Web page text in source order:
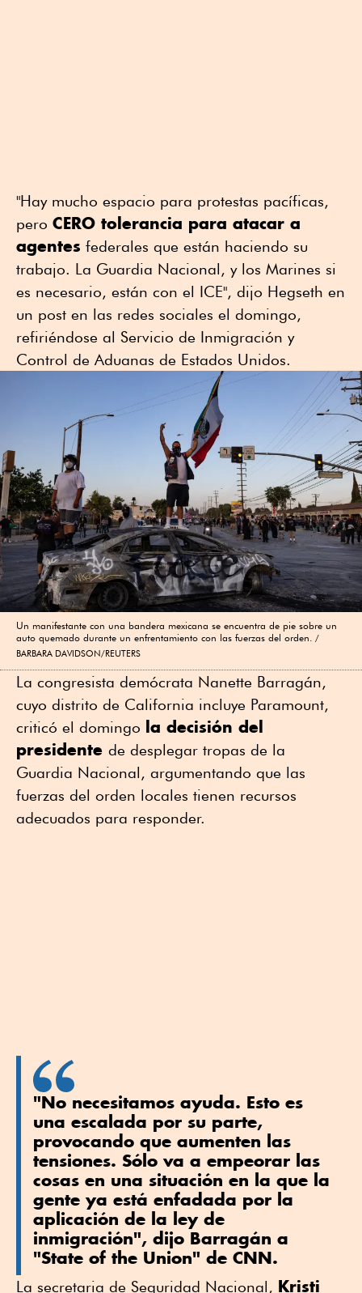
"Hay mucho espacio para protestas pacíficas,
pero CERO tolerancia para atacar a
agentes federales que están haciendo su
trabajo. La Guardia Nacional, y los Marines si
es necesario, están con el ICE", dijo Hegseth en
un post en las redes sociales el domingo,
refiriéndose al Servicio de Inmigración y
Control de Aduanas de Estados Unidos.
Un manifestante con una bandera mexicana se encuentra de pie sobre un
auto quemado durante un enfrentamiento con las fuerzas del orden.
BARBARA DAVIDSON/REUTERS
La congresista demócrata Nanette Barragán,
cuyo distrito de California incluye Paramount,
criticó el domingo la decisión del
presidente de desplegar tropas de la
Guardia Nacional, argumentando que las
fuerzas del orden locales tienen recursos
adecuados para responder.
"No necesitamos ayuda. Esto es
una escalada por su parte,
provocando que aumenten las
tensiones. Sólo va a empeorar las
cosas en una situación en la que la
gente ya está enfadada por la
aplicación de la ley de
inmigración", dijo Barragán a
"State of the Union" de CNN.
La secretaria de Seguridad Nacional, Kristi